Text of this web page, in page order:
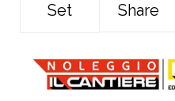
Set Share